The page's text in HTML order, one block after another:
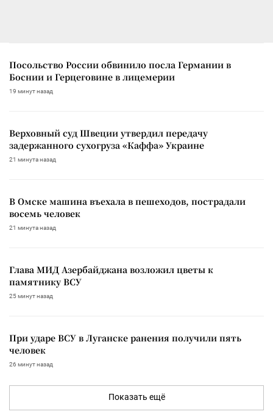
Посольство России обвинило посла Германии в
Боснии и Герцеговине в лицемерии
19 минут назад
Верховный суд Швеции утвердил передачу
задержанного сухогруза «Каффа» Украине
21 минута назад
В Омске машина въехала в пешеходов, пострадали
восемь человек
21 минута назад
Глава МИД Азербайджана возложил цветы к
памятнику ВСУ
25 минут назад
При ударе ВСУ в Луганске ранения получили пять
человек
26 минут назад
Показать ещё